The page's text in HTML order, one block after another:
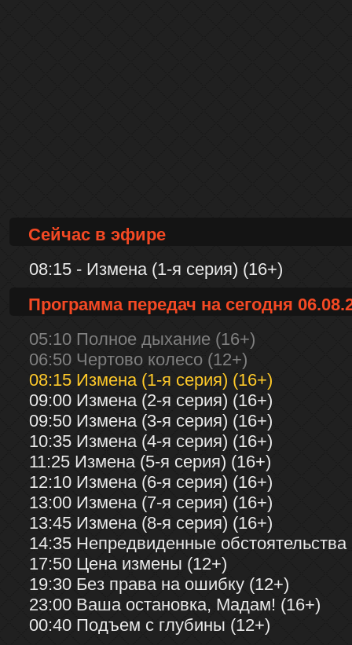
Сейчас в эфире
08:15 - Измена (1-я серия) (16+)
Программа передач на сегодня
05:10 Полное дыхание (16+)
06:50 Чертово колесо (12+)
08:15 Измена (1-я серия) (16+)
09:00 Измена (2-я серия) (16+)
09:50 Измена (3-я серия) (16+)
10:35 Измена (4-я серия) (16+)
11:25 Измена (5-я серия) (16+)
12:10 Измена (6-я серия) (16+)
13:00 Измена (7-я серия) (16+)
13:45 Измена (8-я серия) (16+)
14:35 Непредвиденные обстоятельства
17:50 Цена измены (12+)
19:30 Без права на ошибку (12+)
23:00 Ваша остановка, Мадам! (16+)
00:40 Подъем с глубины (12+)